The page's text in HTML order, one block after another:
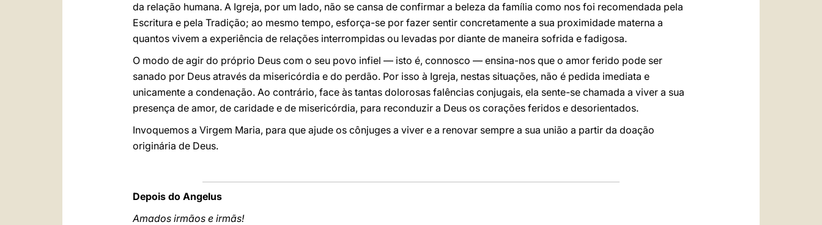
da relação humana. A Igreja, por um lado, não se cansa de confirmar a beleza da família como nos foi recomendada pela
Escritura e pela Tradição; ao mesmo tempo, esforça-se por fazer sentir concretamente a sua proximidade materna a
quantos vivem a experiência de relações interrompidas ou levadas por diante de maneira sofrida e fadigosa.
O modo de agir do próprio Deus com o seu povo infiel — isto é, connosco — ensina-nos que o amor ferido pode ser
sanado por Deus através da misericórdia e do perdão. Por isso à Igreja, nestas situações, não é pedida imediata e
unicamente a condenação. Ao contrário, face às tantas dolorosas falências conjugais, ela sente-se chamada a viver a sua
presença de amor, de caridade e de misericórdia, para reconduzir a Deus os corações feridos e desorientados.
Invoquemos a Virgem Maria, para que ajude os cônjuges a viver e a renovar sempre a sua união a partir da doação
originária de Deus.
Depois do Angelus
Amados irmãos e irmãs!